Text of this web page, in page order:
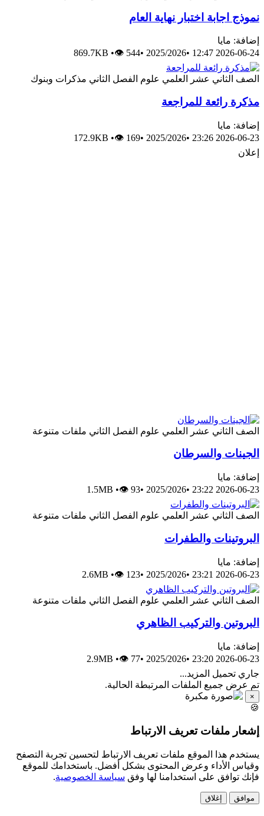
نموذج اجابة اختبار نهاية العام
إضافة: مايا
2026-06-24 12:47
•
2025/2026
•
869.7KB •👁 544
الصف الثاني عشر العلمي علوم الفصل الثاني مذكرات وبنوك
مذكرة رائعة للمراجعة
إضافة: مايا
2026-06-23 23:26
•
2025/2026
•
172.9KB •👁 169
إعلان
الصف الثاني عشر العلمي علوم الفصل الثاني ملفات متنوعة
الجينات والسرطان
إضافة: مايا
2026-06-23 23:22
•
2025/2026
•
1.5MB •👁 93
الصف الثاني عشر العلمي علوم الفصل الثاني ملفات متنوعة
البروتينات والطفرات
إضافة: مايا
2026-06-23 23:21
•
2025/2026
•
2.6MB •👁 123
الصف الثاني عشر العلمي علوم الفصل الثاني ملفات متنوعة
البروتين والتركيب الظاهري
إضافة: مايا
2026-06-23 23:20
•
2025/2026
•
2.9MB •👁 77
جاري تحميل المزيد...
تم عرض جميع الملفات المرتبطة الحالية.
×
🍪
إشعار ملفات تعريف الارتباط
يستخدم هذا الموقع ملفات تعريف الارتباط لتحسين تجربة التصفح
وقياس الأداء وعرض المحتوى بشكل أفضل. باستخدامك للموقع
فإنك توافق على استخدامنا لها وفق سياسة الخصوصية.
موافق إغلاق